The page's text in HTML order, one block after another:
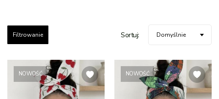
Filtrowanie Sortuj: Domyślnie
NOWOŚĆ NOWOŚĆ